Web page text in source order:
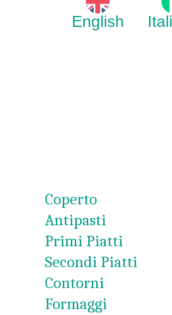
English
Coperto
Antipasti
Primi Piatti
Secondi Piatti
Contorni
Formaggi